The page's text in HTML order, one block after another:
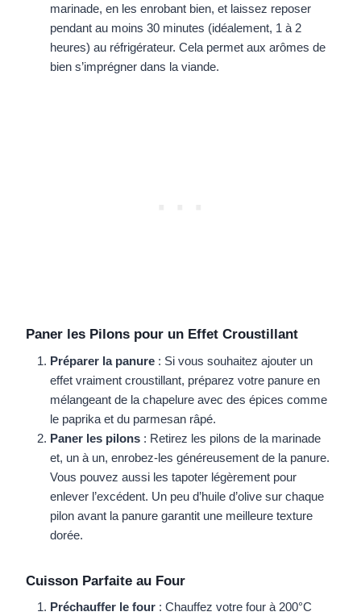
marinade, en les enrobant bien, et laissez reposer
pendant au moins 30 minutes (idéalement, 1 à 2
heures) au réfrigérateur. Cela permet aux arômes de
bien s’imprégner dans la viande.
Paner les Pilons pour un Effet Croustillant
Préparer la panure : Si vous souhaitez ajouter un
effet vraiment croustillant, préparez votre panure en
mélangeant de la chapelure avec des épices comme
le paprika et du parmesan râpé.
Paner les pilons : Retirez les pilons de la marinade
et, un à un, enrobez-les généreusement de la panure.
Vous pouvez aussi les tapoter légèrement pour
enlever l’excédent. Un peu d’huile d’olive sur chaque
pilon avant la panure garantit une meilleure texture
dorée.
Cuisson Parfaite au Four
Préchauffer le four : Chauffez votre four à 200°C